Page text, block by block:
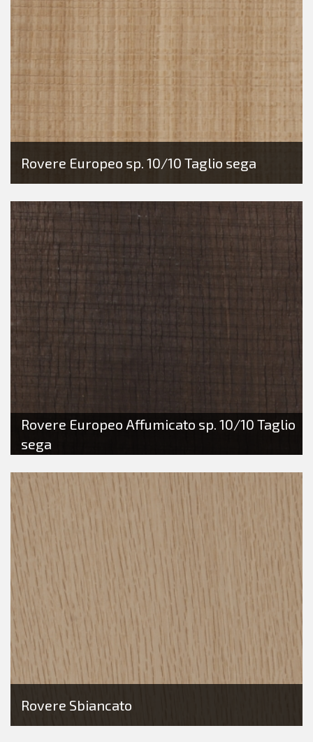
Rovere Europeo sp. 10/10 Taglio sega
Rovere Europeo Affumicato sp. 10/10 Taglio
sega
Rovere Sbiancato